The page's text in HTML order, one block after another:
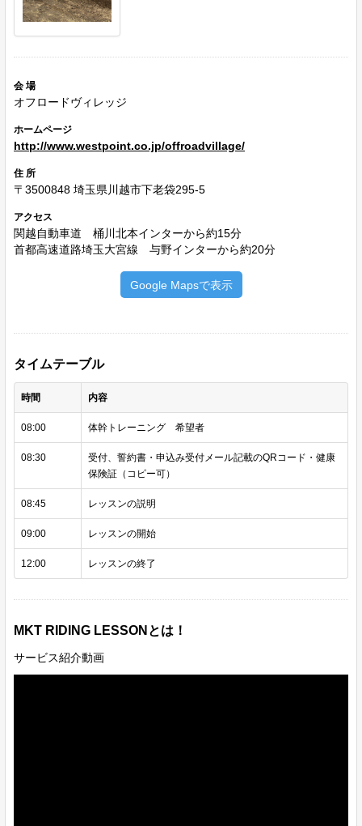
会 場
オフロードヴィレッジ
ホームページ
http://www.westpoint.co.jp/offroadvillage/
住 所
〒3500848 埼玉県川越市下老袋295-5
アクセス
関越自動車道 桶川北本インターから約15分
首都高速道路埼玉大宮線 与野インターから約20分
Google Mapsで表示
タイムテーブル
時間 内容
08:00 体幹トレーニング 希望者
08:30
受付、誓約書・申込み受付メール記載のQRコード・健康
保険証（コピー可）
08:45 レッスンの説明
09:00 レッスンの開始
12:00 レッスンの終了
MKT RIDING LESSONとは！
サービス紹介動画